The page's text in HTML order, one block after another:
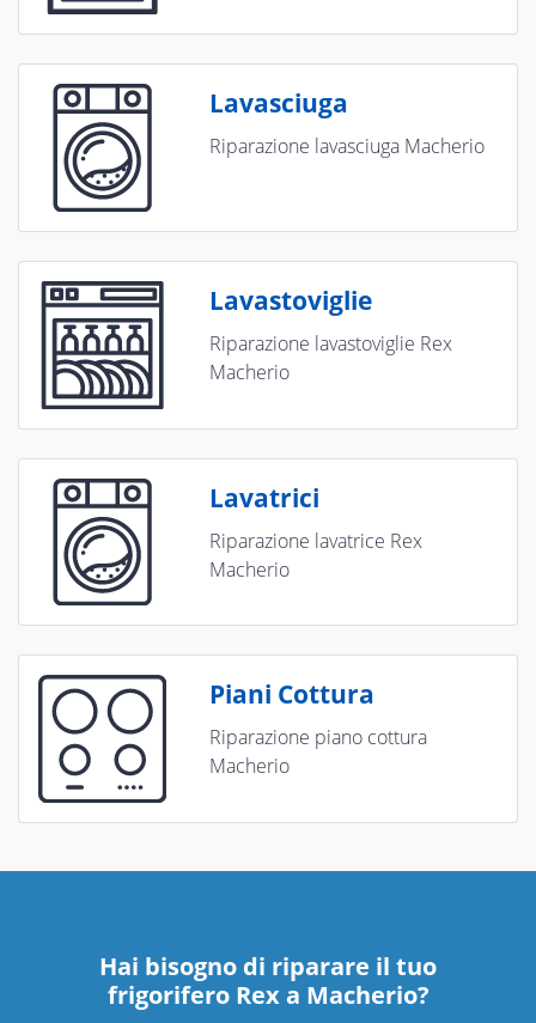
Lavasciuga
Riparazione lavasciuga Macherio
Lavastoviglie
Riparazione lavastoviglie Rex
Macherio
Lavatrici
Riparazione lavatrice Rex
Macherio
Piani Cottura
Riparazione piano cottura
Macherio
Hai bisogno di riparare il tuo
frigorifero Rex a Macherio?